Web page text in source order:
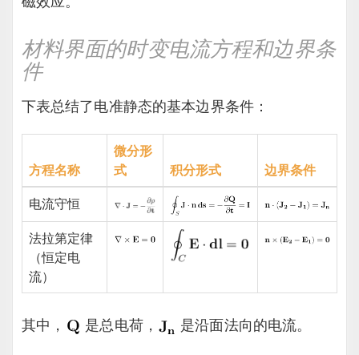
材料界面的时变电流方程和边界条
件
下表总结了电准静态的基本边界条件：
方程名称
微分形
式
积分形式 边界条件
电流守恒
法拉第定律
（恒定电
流）
其中， 是总电荷， 是沿面法向的电流。